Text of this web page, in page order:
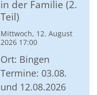
in der Familie (2.
Teil)
Mittwoch, 12. August
2026 17:00
Ort: Bingen
Termine: 03.08.
und 12.08.2026